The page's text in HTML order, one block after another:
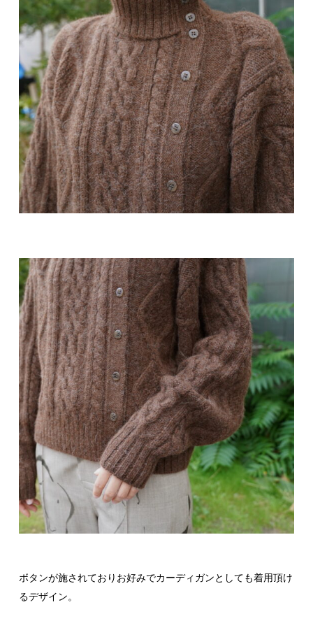
ボタンが施されておりお好みでカーディガンとしても着用頂け
るデザイン。